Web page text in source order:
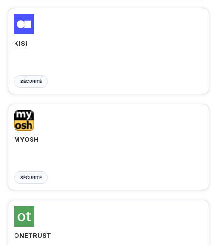
KISI
SÉCURITÉ
MYOSH
SÉCURITÉ
ONETRUST